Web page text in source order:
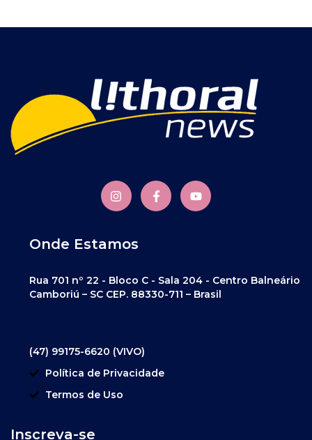
Onde Estamos
Rua 701 nº 22 - Bloco C - Sala 204 - Centro Balneário
Camboriú – SC CEP. 88330-711 – Brasil
(47) 99175-6620 (VIVO)
Política de Privacidade
Termos de Uso
Inscreva-se